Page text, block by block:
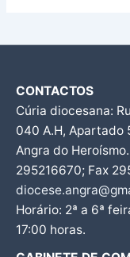
CONTACTOS
Cúria diocesana:
040 A.H, Apartado
Angra do Heroísmo.
295216670; Fax
Horário: 2ª a 6ª
17:00 horas.